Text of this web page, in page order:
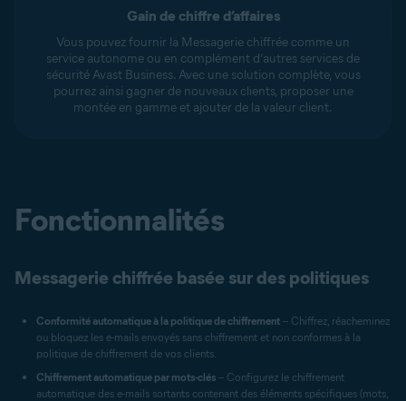
Gain de chiffre d’affaires
Vous pouvez fournir la Messagerie chiffrée comme un
service autonome ou en complément d’autres services de
sécurité Avast Business. Avec une solution complète, vous
pourrez ainsi gagner de nouveaux clients, proposer une
montée en gamme et ajouter de la valeur client.
Fonctionnalités
Messagerie chiffrée basée sur des politiques
Conformité automatique à la politique de chiffrement -- Chiffrez, réacheminez
ou bloquez les e-mails envoyés sans chiffrement et non conformes à la
politique de chiffrement de vos clients.
Chiffrement automatique par mots-clés -- Configurez le chiffrement
automatique des e-mails sortants contenant des éléments spécifiques (mots,